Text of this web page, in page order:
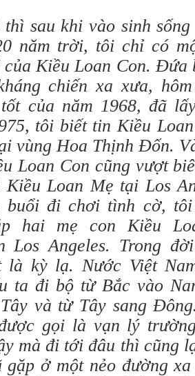
sau khi vào sinh
năm trời, tôi chỉ có
Kiều Loan Con. Đứa
chiến xa xưa,
của năm 1968, đã
tôi biết tin Kiều
vùng Hoa Thịnh Đốn.
Loan Con cũng vượt
Loan Mẹ tại Los
buổi đi chơi tình cờ,
hai mẹ con Kiều
Los Angeles. Trong
là kỳ lạ. Nước Việt
ta đi bộ từ Bắc vào
và từ Tây sang
gọi là vạn lý
mà đi tới đâu thì cũng
gặp ở một nẻo đường